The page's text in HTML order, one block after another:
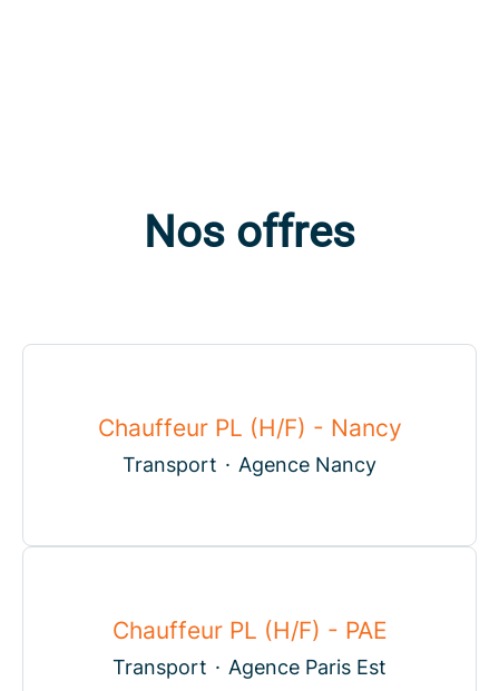
Nos offres
Chauffeur PL (H/F) - Nancy
Transport · Agence Nancy
Chauffeur PL (H/F) - PAE
Transport · Agence Paris Est